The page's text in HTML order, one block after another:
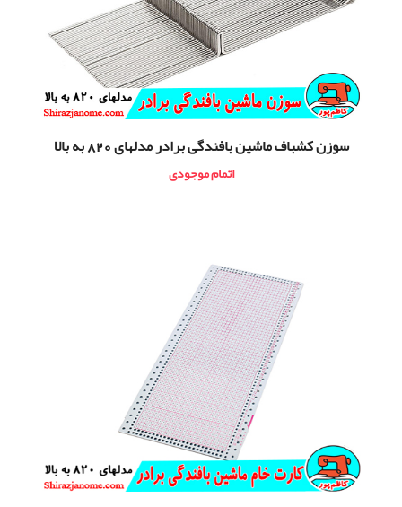
سوزن کشباف ماشین بافندگی برادر مدلهای 820 به بالا
اتمام موجودی